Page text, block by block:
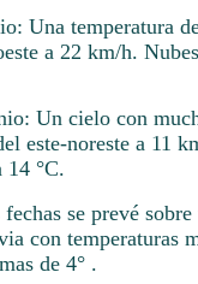
Una temperatura
a 22 km/h.
Un cielo con
este-noreste a 11
14 °C.
se prevé
con temperaturas
de 4° .